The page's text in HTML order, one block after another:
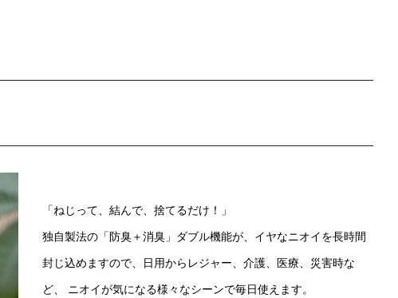
「ねじって、結んで、捨てるだけ！」
独自製法の「防臭＋消臭」ダブル機能が、イヤなニオイを長時間
封じ込めますので、日用からレジャー、介護、医療、災害時な
ど、 ニオイが気になる様々なシーンで毎日使えます。